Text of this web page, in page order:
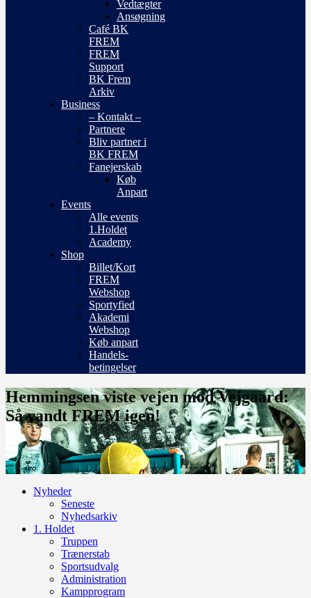
Vedtægter
Ansøgning
Café BK
FREM
FREM
Support
BK Frem
Arkiv
Business
– Kontakt –
Partnere
Bliv partner i
BK FREM
Fanejerskab
Køb
Anpart
Events
Alle events
1.Holdet
Academy
Shop
Billet/Kort
FREM
Webshop
Sportyfied
Akademi
Webshop
Køb anpart
Handels-
betingelser
Hemmingsen viste vejen mod Vejgaard:
Så vandt FREM igen!
Nyheder
Seneste
Nyhedsarkiv
1. Holdet
Truppen
Trænerstab
Sportsudvalg
Administration
Kampprogram